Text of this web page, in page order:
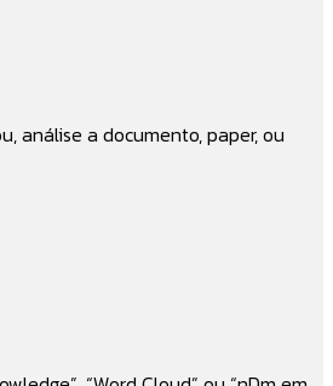
análise a documento, paper, ou